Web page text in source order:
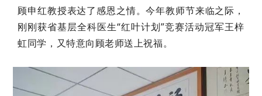
顾申红教授表达了感恩之情。今年教师节来临之际，
刚刚获省基层全科医生“红叶计划”竞赛活动冠军王梓
虹同学，又特意向顾老师送上祝福。